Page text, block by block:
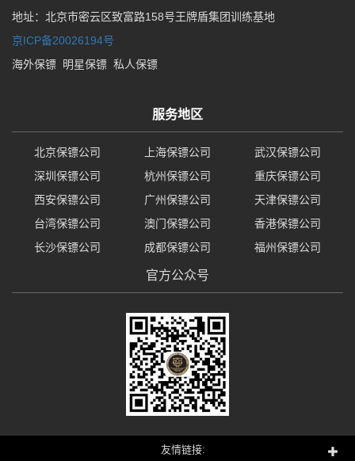
地址：北京市密云区致富路158号王牌盾集团训练基地
京ICP备20026194号
海外保镖
明星保镖 私人保镖
服务地区
北京保镖公司 上海保镖公司
武汉保镖公司
深圳保镖公司
杭州保镖公司
重庆保镖公司
西安保镖公司
广州保镖公司
天津保镖公司
台湾保镖公司
澳门保镖公司
香港保镖公司
长沙保镖公司
成都保镖公司 福州保镖公司
官方公众号
友情链接: